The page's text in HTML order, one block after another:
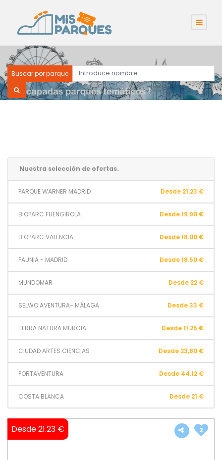
Buscar por parque
Nuestra selección de ofertas.
PARQUE WARNER MADRID Desde 21.23 €
BIOPARC FUENGIROLA Desde 19.90 €
BIOPARC VALENCIA Desde 18.00 €
FAUNIA - MADRID Desde 18.50 €
MUNDOMAR Desde 22 €
SELWO AVENTURA- MÁLAGA Desde 33 €
TERRA NATURA MURCIA Desde 11.25 €
CIUDAD ARTES CIENCIAS Desde 23,80 €
PORTAVENTURA Desde 44.12 €
COSTA BLANCA Desde 21 €
Desde 21.23 € 2